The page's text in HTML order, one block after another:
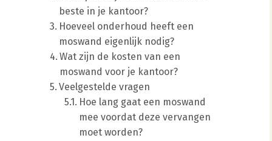
beste in je kantoor?
Hoeveel onderhoud heeft een
moswand eigenlijk nodig?
Wat zijn de kosten van een
moswand voor je kantoor?
Veelgestelde vragen
Hoe lang gaat een moswand
mee voordat deze vervangen
moet worden?